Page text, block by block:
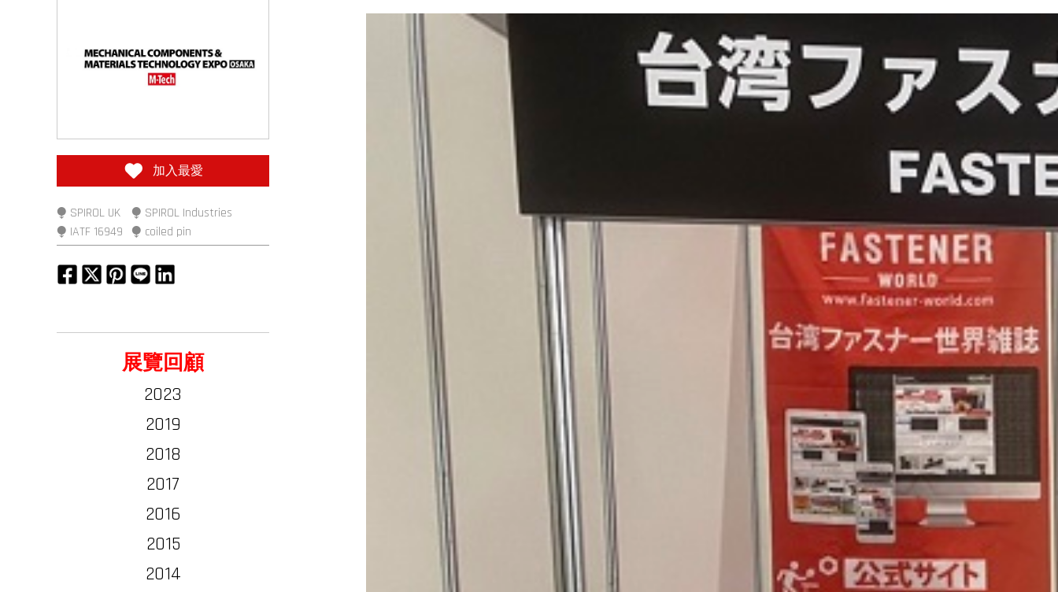
加入最愛
⧭ SPIROL UK
⧭ SPIROL Industries
⧭ IATF 16949
⧭ coiled pin
展覽回顧
2023
2019
2018
2017
2016
2015
2014